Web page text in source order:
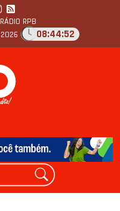
RÁDIO RPB
08:44:53